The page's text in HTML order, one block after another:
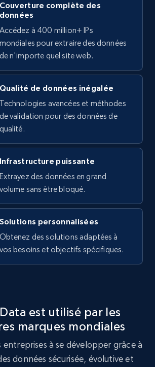
Name, Description, Date
URL, Quoted post, and more.
1.2K+ Essai gratuit
- Posts - Collecting
URLs
Name, Description, Date
URL, Quoted post, and more.
1.2K+ Essai gratuit
- Posts - Getting x
of profiles
Name, Description, Date
URL, Quoted post, and more.
Biography, Awg
Comment engagement rate,
Couverture complète des
données
Accédez à 400 million+ IPs
mondiales pour extraire des données
de n'importe quel site web.
Qualité de données inégalée
Technologies avancées et méthodes
de validation pour des données de
qualité.
Infrastructure puissante
Extrayez des données en grand
volume sans être bloqué.
Solutions personnalisées
Obtenez des solutions adaptées à
vos besoins et objectifs spécifiques.
est utilisé par les
marques mondiales
entreprises à se développer grâce à
données sécurisée, évolutive et